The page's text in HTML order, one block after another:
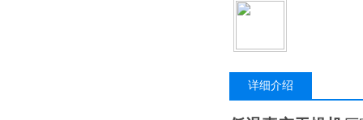
详细介绍